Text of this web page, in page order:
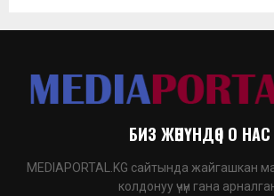
БИЗ ЖӨНҮНДӨ | О НАС
MEDIAPORTAL.KG сайтында жайгашкан
колдонуу үчүн гана